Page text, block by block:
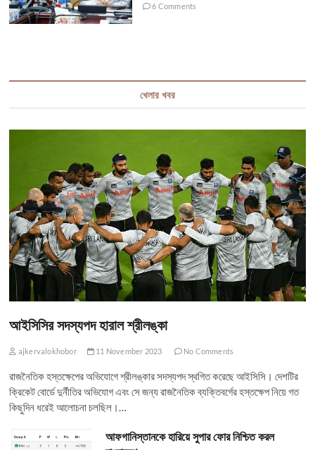
6 Comments
খেলার খবর
আইসিসির সদস্যপদ হারাল শ্রীলঙ্কা
ajkervalokhobor 11 November 2023 No Comments
রাজনৈতিক হস্তক্ষেপের অভিযোগে শ্রীলঙ্কার সদস্যপদ স্থগিত করেছে আইসিসি। দেশটির
ক্রিকেট বোর্ডে দুর্নীতির অভিযোগ এবং সে জন্য রাজনৈতিক ব্যক্তিবর্গের হস্তক্ষেপ নিয়ে গত
কিছুদিন ধরেই আলোচনা চলছিল।…
আফগানিস্তানকে হারিয়ে সুপার ফোর নিশ্চিত করল